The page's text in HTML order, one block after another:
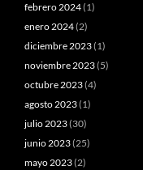
febrero 2024(1)
enero 2024(2)
diciembre 2023(1)
noviembre 2023(5)
octubre 2023(4)
agosto 2023(1)
julio 2023(30)
junio 2023(25)
mayo 2023(2)